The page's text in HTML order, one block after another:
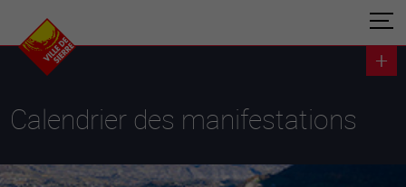
Calendrier des manifestations